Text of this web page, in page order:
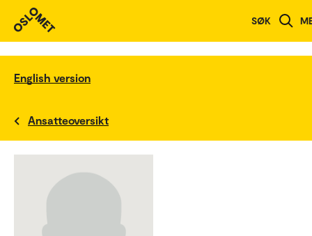
SØK
English version
Ansatteoversikt